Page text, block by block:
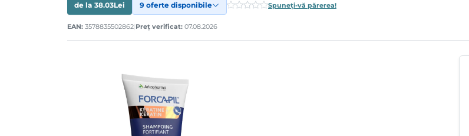
de la 38.03Lei 9 oferte disponibile Spuneți-vă părerea!
EAN: 3578835502862 Preț verificat: 07.08.2026